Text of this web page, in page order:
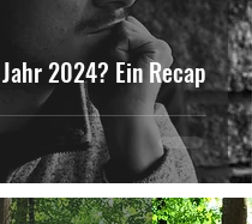
2024? Ein Recap